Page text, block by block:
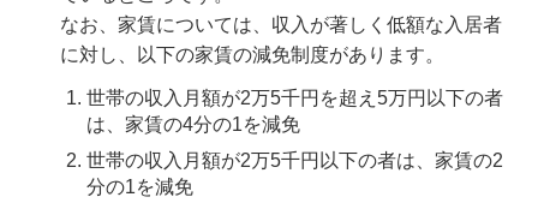
なお、家賃については、収入が著しく低額な入居者
に対し、以下の家賃の減免制度があります。
世帯の収入月額が2万5千円を超え5万円以下の者
は、家賃の4分の1を減免
世帯の収入月額が2万5千円以下の者は、家賃の2
分の1を減免